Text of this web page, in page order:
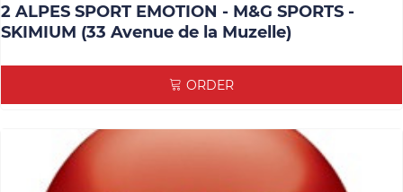
2 ALPES SPORT EMOTION - M&G SPORTS -
SKIMIUM (33 Avenue de la Muzelle)
ORDER